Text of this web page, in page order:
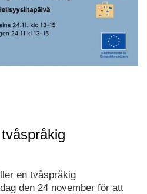
en tvåspråkig
den 24 november för att